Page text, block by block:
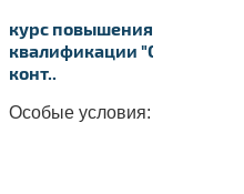
курс повышения
квалификации
конт..
Особые условия: ..